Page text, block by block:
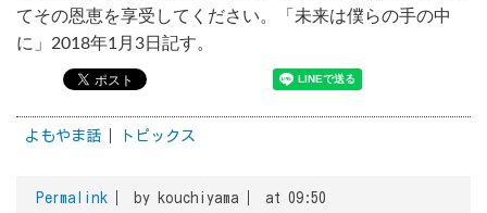
てその恩恵を享受してください。「未来は僕らの手の中
に」2018年1月3日記す。
よもやま話 トピックス
Permalink by kouchiyama at 09:50